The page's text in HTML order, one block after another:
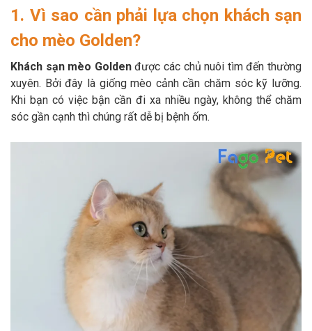
Thông tin về mèo
Chính sách mua hàng Chính sách vận chuyển
Chính sách bảo hành Chính sách bảo mật
Chính sách đổi trả
TỔNG ĐÀI TƯ VẤN
0929894774
1. Vì sao cần phải lựa chọn khách sạn
cho mèo Golden?
Khách sạn mèo Goldenđược các chủ nuôi tìm đến thường
xuyên. Bởi đây là giống mèo cảnh cần chăm sóc kỹ lưỡng.
Khi bạn có việc bận cần đi xa nhiều ngày, không thể chăm
sóc gần cạnh thì chúng rất dễ bị bệnh ốm.